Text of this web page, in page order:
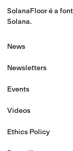
SolanaFloor é a
Solana.
News
Newsletters
Events
Videos
Ethics Policy